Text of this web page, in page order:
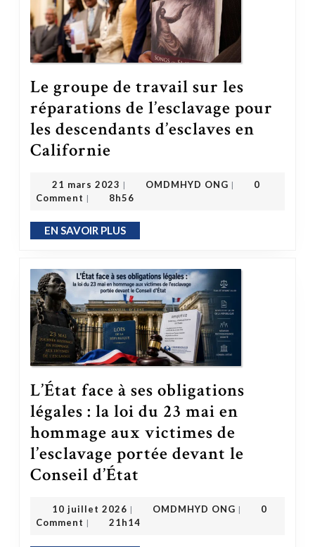
Le groupe de travail sur les
réparations de l’esclavage pour
les descendants d’esclaves en
Californie
21 mars 2023 | OMDMHYD ONG |
0
Comment | 8h56
EN SAVOIR PLUSEN SAVOIR PLUS
L’État face à ses obligations
légales : la loi du 23 mai en
hommage aux victimes de
l’esclavage portée devant le
Conseil d’État
10 juillet 2026 | OMDMHYD ONG |
0
Comment | 21h14